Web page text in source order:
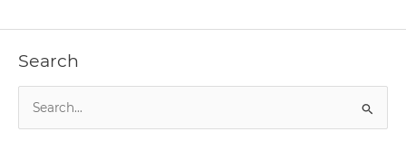
Search